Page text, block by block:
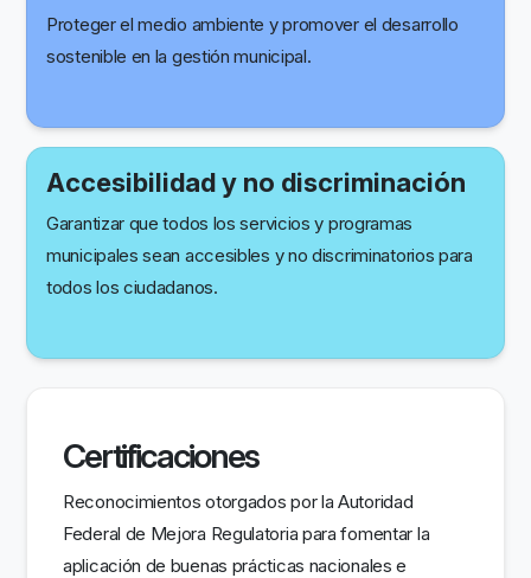
Proteger el medio ambiente y promover el desarrollo
sostenible en la gestión municipal.
Accesibilidad y no discriminación
Garantizar que todos los servicios y programas
municipales sean accesibles y no discriminatorios para
todos los ciudadanos.
Certificaciones
Reconocimientos otorgados por la Autoridad
Federal de Mejora Regulatoria para fomentar la
aplicación de buenas prácticas nacionales e